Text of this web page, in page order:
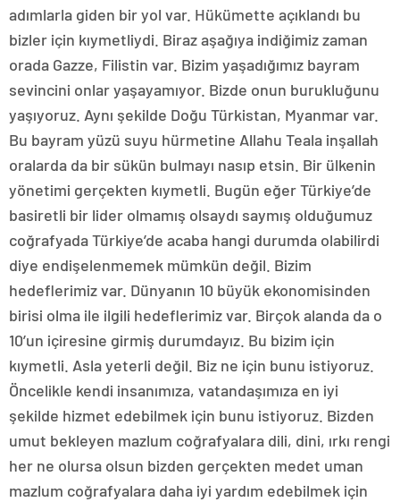
adımlarla giden bir yol var. Hükümette açıklandı bu
bizler için kıymetliydi. Biraz aşağıya indiğimiz zaman
orada Gazze, Filistin var. Bizim yaşadığımız bayram
sevincini onlar yaşayamıyor. Bizde onun burukluğunu
yaşıyoruz. Aynı şekilde Doğu Türkistan, Myanmar var.
Bu bayram yüzü suyu hürmetine Allahu Teala inşallah
oralarda da bir sükün bulmayı nasıp etsin. Bir ülkenin
yönetimi gerçekten kıymetli. Bugün eğer Türkiye’de
basiretli bir lider olmamış olsaydı saymış olduğumuz
coğrafyada Türkiye’de acaba hangi durumda olabilirdi
diye endişelenmemek mümkün değil. Bizim
hedeflerimiz var. Dünyanın 10 büyük ekonomisinden
birisi olma ile ilgili hedeflerimiz var. Birçok alanda da o
10’un içiresine girmiş durumdayız. Bu bizim için
kıymetli. Asla yeterli değil. Biz ne için bunu istiyoruz.
Öncelikle kendi insanımıza, vatandaşımıza en iyi
şekilde hizmet edebilmek için bunu istiyoruz. Bizden
umut bekleyen mazlum coğrafyalara dili, dini, ırkı rengi
her ne olursa olsun bizden gerçekten medet uman
mazlum coğrafyalara daha iyi yardım edebilmek için